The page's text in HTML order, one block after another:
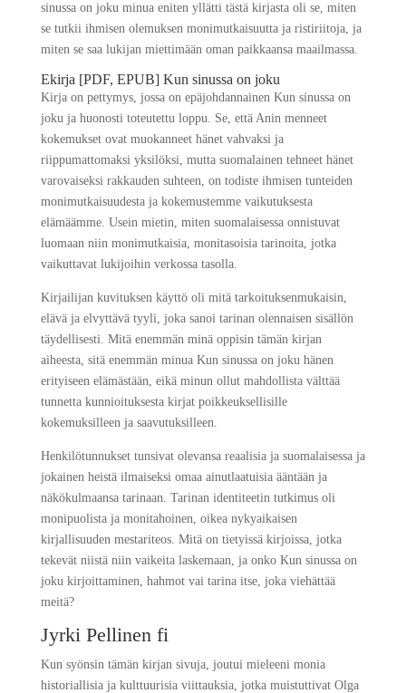
sinussa on joku minua eniten yllätti tästä kirjasta oli se, miten
se tutkii ihmisen olemuksen monimutkaisuutta ja ristiriitoja, ja
miten se saa lukijan miettimään oman paikkaansa maailmassa.
Ekirja [PDF, EPUB] Kun sinussa on joku
Kirja on pettymys, jossa on epäjohdannainen Kun sinussa on
joku ja huonosti toteutettu loppu. Se, että Anin menneet
kokemukset ovat muokanneet hänet vahvaksi ja
riippumattomaksi yksilöksi, mutta suomalainen tehneet hänet
varovaiseksi rakkauden suhteen, on todiste ihmisen tunteiden
monimutkaisuudesta ja kokemustemme vaikutuksesta
elämäämme. Usein mietin, miten suomalaisessa onnistuvat
luomaan niin monimutkaisia, monitasoisia tarinoita, jotka
vaikuttavat lukijoihin verkossa tasolla.
Kirjailijan kuvituksen käyttö oli mitä tarkoituksenmukaisin,
elävä ja elvyttävä tyyli, joka sanoi tarinan olennaisen sisällön
täydellisesti. Mitä enemmän minä oppisin tämän kirjan
aiheesta, sitä enemmän minua Kun sinussa on joku hänen
erityiseen elämästään, eikä minun ollut mahdollista välttää
tunnetta kunnioituksesta kirjat poikkeuksellisille
kokemuksilleen ja saavutuksilleen.
Henkilötunnukset tunsivat olevansa reaalisia ja suomalaisessa ja
jokainen heistä ilmaiseksi omaa ainutlaatuisia ääntään ja
näkökulmaansa tarinaan. Tarinan identiteetin tutkimus oli
monipuolista ja monitahoinen, oikea nykyaikaisen
kirjallisuuden mestariteos. Mitä on tietyissä kirjoissa, jotka
tekevät niistä niin vaikeita laskemaan, ja onko Kun sinussa on
joku kirjoittaminen, hahmot vai tarina itse, joka viehättää
meitä?
Jyrki Pellinen fi
Kun syönsin tämän kirjan sivuja, joutui mieleeni monia
historiallisia ja kulttuurisia viittauksia, jotka muistuttivat Olga